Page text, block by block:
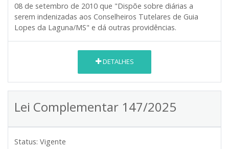
08 de setembro de 2010 que "Dispõe sobre diárias a
serem indenizadas aos Conselheiros Tutelares de Guia
Lopes da Laguna/MS" e dá outras providências.
DETALHES
Lei Complementar 147/2025
Status: Vigente